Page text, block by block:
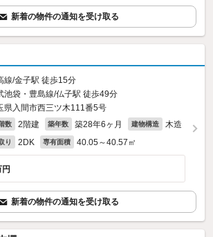
新着の物件の通知を受け取る
線/金子駅 徒歩15分
池袋・豊島線/仏子駅 徒歩49分
県入間市西三ツ木111番5号
数 2階建 築年数 築28年6ヶ月 建物構造 木造
り 2DK 専有面積 40.05～40.57㎡
新着の物件の通知を受け取る